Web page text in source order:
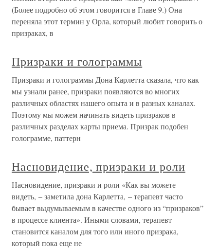
(Более подробно об этом говорится в Главе 9.) Она
переняла этот термин у Орла, который любит говорить о
призраках, в
Призраки и голограммы
Призраки и голограммы Дона Карлетта сказала, что как
мы узнали ранее, призраки появляются во многих
различных областях нашего опыта и в разных каналах.
Поэтому мы можем начинать видеть призраков в
различных разделах карты приема. Призрак подобен
голограмме, паттерн
Насновидение, призраки и роли
Насновидение, призраки и роли «Как вы можете
видеть, – заметила дона Карлетта, – терапевт часто
бывает выдумываемым в качестве одного из “призраков”
в процессе клиента». Иными словами, терапевт
становится каналом для того или иного призрака,
который пока еще не